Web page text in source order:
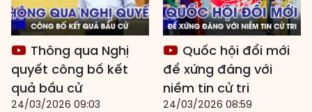
Thông qua Nghị
quyết công bố kết
quả bầu cử
24/03/2026 09:03
Quốc hội đổi mới
để xứng đáng với
niềm tin cử tri
24/03/2026 08:59